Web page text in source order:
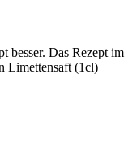
besser. Das Rezept im
Limettensaft (1cl)